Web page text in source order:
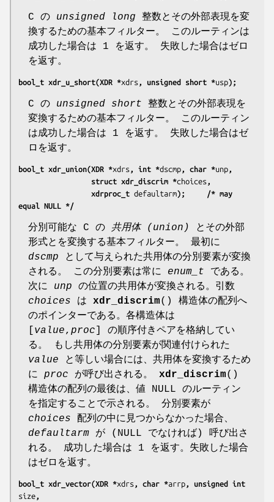
C の unsigned long 整数とその外部表現を変
換するための基本フィルター。 このルーティンは
成功した場合は 1 を返す。 失敗した場合はゼロ
を返す。
bool_t xdr_u_short(XDR *xdrs , unsigned short *usp);
C の unsigned short 整数とその外部表現を
変換するための基本フィルター。 このルーティン
は成功した場合は 1 を返す。 失敗した場合はゼ
ロを返す。
bool_t xdr_union(XDR *xdrs , int *dscmp , char *unp ,
                 struct xdr_discrim *
choices ,
                 xdrproc_t
defaultarm);     /* may
equal NULL */
分別可能な C の 共用体 (union)
とその外部
形式とを変換する基本フィルター。 最初に
dscmp として与えられた共用体の分別要素が変換
される。 この分別要素は常に enum_t である。
次に unp の位置の共用体が変換される。引数
choices は xdr_discrim() 構造体の配列へ
のポインターである。各構造体は
value, proc ] の順序付きペアを格納してい
る。 もし共用体の分別要素が関連付けられた
value と等しい場合には、共用体を変換するため
に proc が呼び出される。 xdr_discrim()
構造体の配列の最後は、値 NULL のルーティン
を指定することで示される。 分別要素が
choices 配列の中に見つからなかった場合、
defaultarm が (NULL でなければ) 呼び出さ
れる。 成功した場合は 1 を返す。失敗した場合
はゼロを返す。
bool_t xdr_vector(XDR *xdrs , char *arrp
size ,